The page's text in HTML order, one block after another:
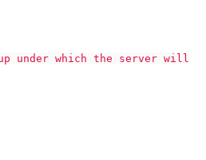
under which the server will